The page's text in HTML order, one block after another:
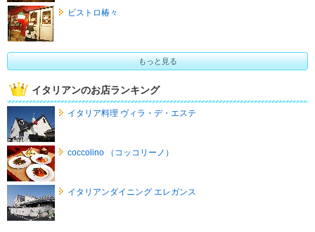
ビストロ椿々
もっと見る
イタリアンのお店ランキング
イタリア料理 ヴィラ・デ・エステ
coccolino （コッコリーノ）
イタリアンダイニング エレガンス